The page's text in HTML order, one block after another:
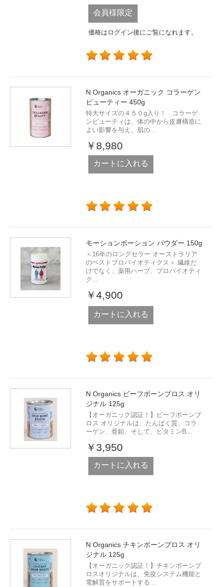
会員様限定
価格はログイン後にご覧になれます。
N Organics オーガニック コラーゲン
ビューティー 450g
特大サイズの４５０g入り！ コラーゲ
ンビューティは、体の中から皮膚構造に
よい影響を与え、肌の...
￥8,980
カートに入れる
モーションポーション パウダー 150g
＜16年のロングセラー オーストラリア
のベストプロバイオティクス＞ 繊維だ
けでなく、薬用ハーブ、プロバイオティ
ク...
￥4,900
カートに入れる
N Organics ビーフボーンブロス オリ
ジナル 125g
【オーガニック認証！】ビーフボーンブ
ロス オリジナルは、たんぱく質、コラ
ーゲン、亜鉛、そして、ビタミンB...
￥3,950
カートに入れる
N Organics チキンボーンブロス オリ
ジナル 125g
【オーガニック認証！】チキンボーンブ
ロスオリジナルは、免疫システム機能と
電解質をサポートする...